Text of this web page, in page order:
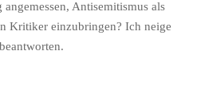
Antisemitismus als
Kritiker einzubringen? Ich neige